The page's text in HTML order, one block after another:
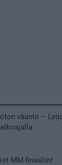
vääntö –
MM-finaaliin!